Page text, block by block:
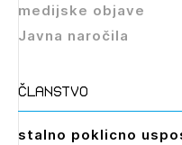
dostopate, se
medijske objave
Javna naročila
članstvo
stalno poklicno